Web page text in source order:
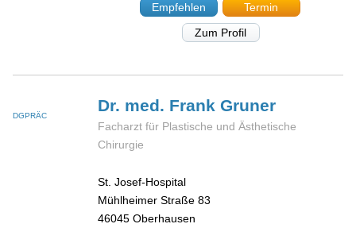
Empfehlen
Termin
Zum Profil
DGPRÄC
Dr. med. FrankGruner
Facharzt für Plastische und Ästhetische
Chirurgie
St. Josef-Hospital
Mühlheimer Straße 83
46045 Oberhausen